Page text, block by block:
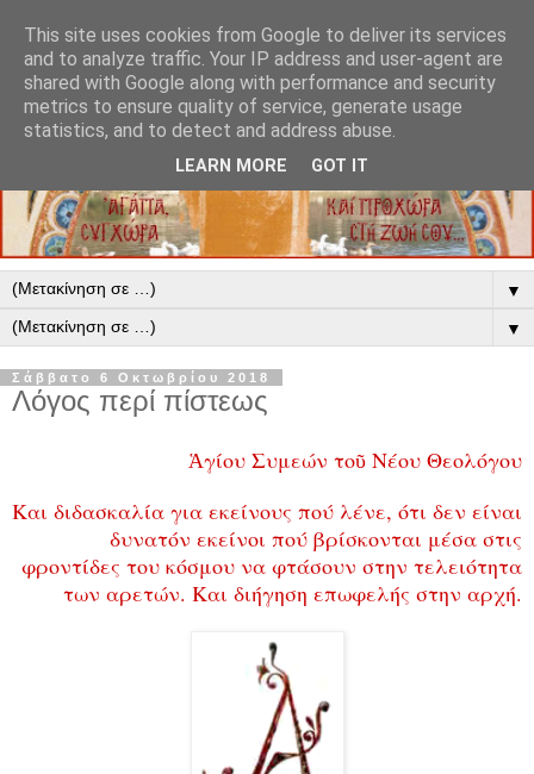
▼
▼
Σάββατο 6 Οκτωβρίου 2018
Λόγος περί πίστεως
Ἁγίου Συμεών τοῦ Νέου Θεολόγου
Και διδασκαλία για εκείνους πού λένε, ότι δεν είναι
δυνατόν εκείνοι πού βρίσκονται μέσα στις
φροντίδες του κόσμου να φτάσουν στην τελειότητα
των αρετών. Και διήγηση επωφελής στην αρχή.
This site uses cookies from Google to deliver its services
and to analyze traffic. Your IP address and user-agent are
shared with Google along with performance and security
metrics to ensure quality of service, generate usage
statistics, and to detect and address abuse.
LEARN MORE GOT IT